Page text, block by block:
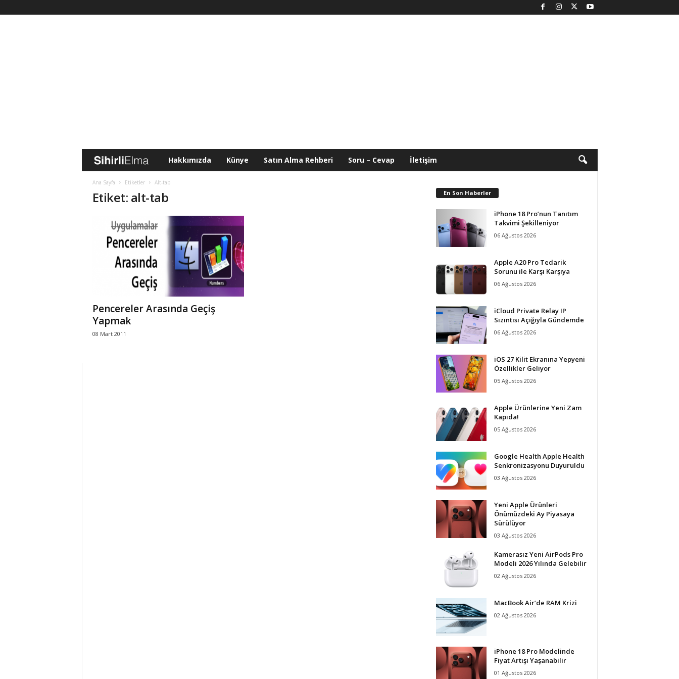
i
h
Hakkımızda Künye Satın Alma Rehberi Soru – Cevap İletişim
Ana Sayfa Etiketler Alt-tab
Etiket: alt-tab
Pencereler Arasında Geçiş
Yapmak
08 Mart 2011
En Son Haberler
iPhone 18 Pro’nun Tanıtım
Takvimi Şekilleniyor
06 Ağustos 2026
Apple A20 Pro Tedarik
Sorunu ile Karşı Karşıya
06 Ağustos 2026
iCloud Private Relay IP
Sızıntısı Açığıyla Gündemde
06 Ağustos 2026
iOS 27 Kilit Ekranına Yepyeni
Özellikler Geliyor
05 Ağustos 2026
Apple Ürünlerine Yeni Zam
Kapıda!
05 Ağustos 2026
Google Health Apple Health
Senkronizasyonu Duyuruldu
03 Ağustos 2026
Yeni Apple Ürünleri
Önümüzdeki Ay Piyasaya
Sürülüyor
03 Ağustos 2026
Kamerasız Yeni AirPods Pro
Modeli 2026 Yılında Gelebilir
02 Ağustos 2026
MacBook Air’de RAM Krizi
02 Ağustos 2026
iPhone 18 Pro Modelinde
Fiyat Artışı Yaşanabilir
01 Ağustos 2026